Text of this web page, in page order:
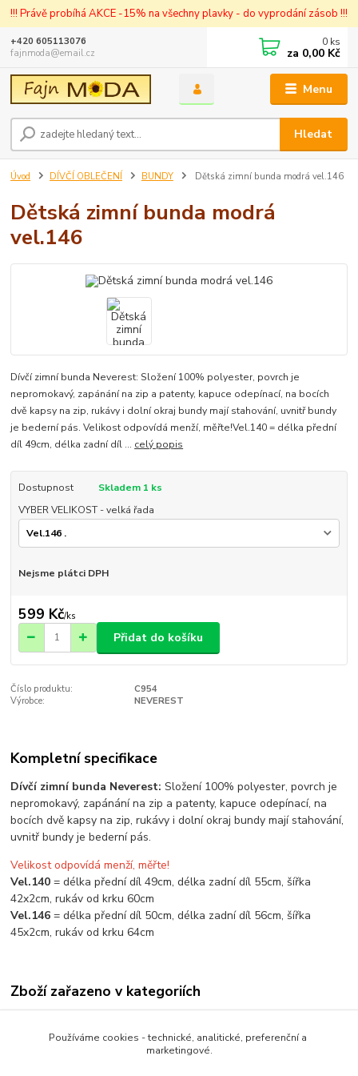
!!! Právě probíhá AKCE -15% na všechny plavky - do vyprodání zásob !!!
Menu
Hledat
+420 605113076
fajnmoda@email.cz
0 ks
za 0,00 Kč
Úvod DÍVČÍ OBLEČENÍ BUNDY Dětská zimní bunda modrá vel.146
Dětská zimní bunda modrá
vel.146
Dívčí zimní bunda Neverest: Složení 100% polyester, povrch je
nepromokavý, zapánání na zip a patenty, kapuce odepínací, na bocích
dvě kapsy na zip, rukávy i dolní okraj bundy mají stahování, uvnitř bundy
je bederní pás. Velikost odpovídá menží, měřte!Vel.140 = délka přední
díl 49cm, délka zadní díl ... celý popis
Dostupnost
Skladem 1 ks
VYBER VELIKOST - velká řada
Nejsme plátci DPH
599 Kč/ks
Přidat do košíku
Číslo produktu:
C954
Výrobce:
NEVEREST
Kompletní specifikace
Dívčí zimní bunda Neverest: Složení 100% polyester, povrch je
nepromokavý, zapánání na zip a patenty, kapuce odepínací, na
bocích dvě kapsy na zip, rukávy i dolní okraj bundy mají stahování,
uvnitř bundy je bederní pás.
Velikost odpovídá menží, měřte!
Vel.140 = délka přední díl 49cm, délka zadní díl 55cm, šířka
42x2cm, rukáv od krku 60cm
Vel.146 = délka přední díl 50cm, délka zadní díl 56cm, šířka
45x2cm, rukáv od krku 64cm
Zboží zařazeno v kategoriích
DÍVČÍ OBLEČENÍ
Používáme cookies - technické, analitické, preferenční a
marketingové.